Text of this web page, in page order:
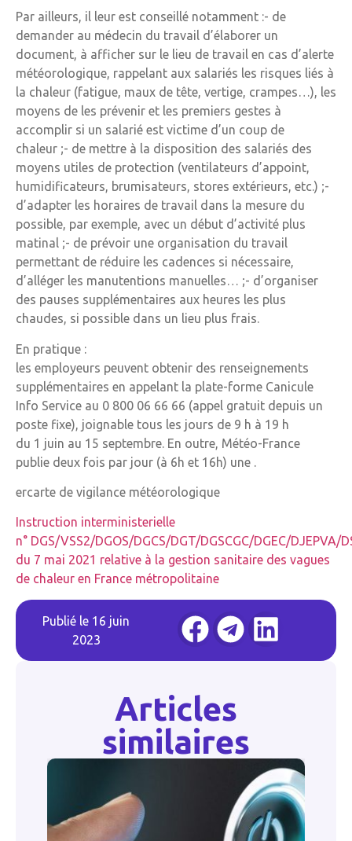
Par ailleurs, il leur est conseillé notamment :- de
demander au médecin du travail d’élaborer un
document, à afficher sur le lieu de travail en cas d’alerte
météorologique, rappelant aux salariés les risques liés à
la chaleur (fatigue, maux de tête, vertige, crampes…), les
moyens de les prévenir et les premiers gestes à
accomplir si un salarié est victime d’un coup de
chaleur ;- de mettre à la disposition des salariés des
moyens utiles de protection (ventilateurs d’appoint,
humidificateurs, brumisateurs, stores extérieurs, etc.) ;-
d’adapter les horaires de travail dans la mesure du
possible, par exemple, avec un début d’activité plus
matinal ;- de prévoir une organisation du travail
permettant de réduire les cadences si nécessaire,
d’alléger les manutentions manuelles… ;- d’organiser
des pauses supplémentaires aux heures les plus
chaudes, si possible dans un lieu plus frais.
En pratique :
les employeurs peuvent obtenir des renseignements
supplémentaires en appelant la plate-forme Canicule
Info Service au 0 800 06 66 66 (appel gratuit depuis un
poste fixe), joignable tous les jours de 9 h à 19 h
du 1 juin au 15 septembre. En outre, Météo-France
publie deux fois par jour (à 6h et 16h) une .
ercarte de vigilance météorologique
Instruction interministerielle
n° DGS/VSS2/DGOS/DGCS/DGT/DGSCGC/DGEC/DJEPVA/
du 7 mai 2021 relative à la gestion sanitaire des vagues
de chaleur en France métropolitaine
Publié le 16 juin
2023
Articles
similaires